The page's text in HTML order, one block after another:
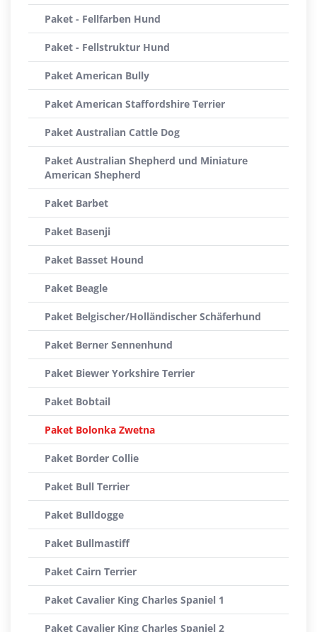
Paket - Fellfarben Hund
Paket - Fellstruktur Hund
Paket American Bully
Paket American Staffordshire Terrier
Paket Australian Cattle Dog
Paket Australian Shepherd und Miniature
American Shepherd
Paket Barbet
Paket Basenji
Paket Basset Hound
Paket Beagle
Paket Belgischer/Holländischer Schäferhund
Paket Berner Sennenhund
Paket Biewer Yorkshire Terrier
Paket Bobtail
Paket Bolonka Zwetna
Paket Border Collie
Paket Bull Terrier
Paket Bulldogge
Paket Bullmastiff
Paket Cairn Terrier
Paket Cavalier King Charles Spaniel 1
Paket Cavalier King Charles Spaniel 2